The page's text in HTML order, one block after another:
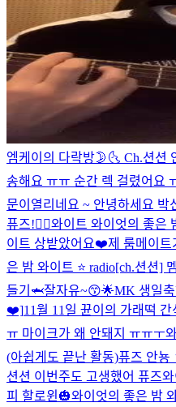
엠케이의 다락방🌛🌜 Ch.션션
송해요 ㅠㅠ 순간 렉 걸렸어요
문이열리네요 ~ 안녕하세요 박
퓨즈!👍🏻와이트 와이엇의 좋
이트 상받았어요❤️제 룸메이트
은 밤 와이트 ⭐️ radio[ch.션션]
들기🦈잘자유~😙🌟MK 생일
❤️]11월 11일 뀬이의 가래떡
ㅠ 마이크가 왜 안돼지 ㅠㅠㅜ
(아쉽게도 끝난 활동)퓨즈 안뇽
션션 이번주도 고생했어 퓨즈
피 할로윈🎃와이엇의 좋은 밤